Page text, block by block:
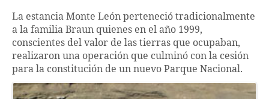
La estancia Monte León perteneció tradicionalmente
a la familia Braun quienes en el año 1999,
conscientes del valor de las tierras que ocupaban,
realizaron una operación que culminó con la cesión
para la constitución de un nuevo Parque Nacional.